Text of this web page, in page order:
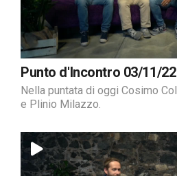
Punto d'Incontro 03/11/22
Nella puntata di oggi Cosimo
e Plinio Milazzo.